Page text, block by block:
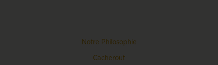
Notre Philosophie
Cacherout